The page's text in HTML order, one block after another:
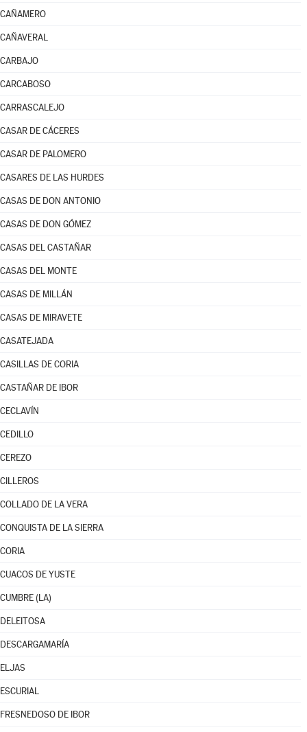
CAÑAMERO
CAÑAVERAL
CARBAJO
CARCABOSO
CARRASCALEJO
CASAR DE CÁCERES
CASAR DE PALOMERO
CASARES DE LAS HURDES
CASAS DE DON ANTONIO
CASAS DE DON GÓMEZ
CASAS DEL CASTAÑAR
CASAS DEL MONTE
CASAS DE MILLÁN
CASAS DE MIRAVETE
CASATEJADA
CASILLAS DE CORIA
CASTAÑAR DE IBOR
CECLAVÍN
CEDILLO
CEREZO
CILLEROS
COLLADO DE LA VERA
CONQUISTA DE LA SIERRA
CORIA
CUACOS DE YUSTE
CUMBRE (LA)
DELEITOSA
DESCARGAMARÍA
ELJAS
ESCURIAL
FRESNEDOSO DE IBOR